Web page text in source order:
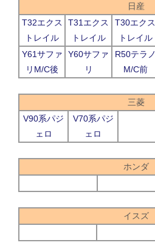
日産
T32エクス
トレイル
T31エクス
トレイル
T30エクス
トレイル
Y61サファ
リM/C後
Y60サファ
リ
R50テラノ
M/C前
三菱
V90系パジ
ェロ
V70系パジ
ェロ
ホンダ
イスズ